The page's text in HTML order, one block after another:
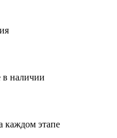
в наличии
каждом этапе